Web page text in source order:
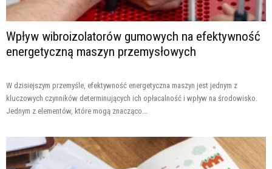
Wpływ wibroizolatorów gumowych na efektywność
energetyczną maszyn przemysłowych
W dzisiejszym przemyśle, efektywność energetyczna maszyn jest jednym z
kluczowych czynników determinujących ich opłacalność i wpływ na środowisko.
Jednym z elementów, które mogą znacząco...